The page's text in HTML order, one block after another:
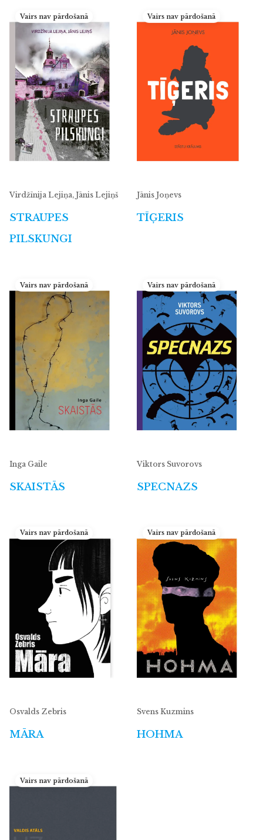
Vairs nav pārdošanā
Virdžīnija Lejiņa, Jānis Lejiņš
STRAUPES
PILSKUNGI
Vairs nav pārdošanā
Jānis Joņevs
TĪĢERIS
Vairs nav pārdošanā
Inga Gaile
SKAISTĀS
Vairs nav pārdošanā
Viktors Suvorovs
SPECNAZS
Vairs nav pārdošanā
Osvalds Zebris
MĀRA
Vairs nav pārdošanā
Svens Kuzmins
HOHMA
Vairs nav pārdošanā